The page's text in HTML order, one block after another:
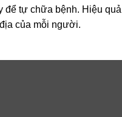
để tự chữa bệnh. Hiệu quả
của mỗi người.